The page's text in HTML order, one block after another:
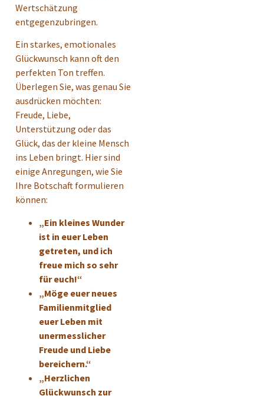
Wertschätzung
entgegenzubringen.
Ein starkes, emotionales
Glückwunsch kann oft den
perfekten Ton treffen.
Überlegen Sie, was genau Sie
ausdrücken möchten:
Freude, Liebe,
Unterstützung oder das
Glück, das der kleine Mensch
ins Leben bringt. Hier sind
einige Anregungen, wie Sie
Ihre Botschaft formulieren
können:
„Ein kleines Wunder
ist in euer Leben
getreten, und ich
freue mich so sehr
für euch!“
„Möge euer neues
Familienmitglied
euer Leben mit
unermesslicher
Freude und Liebe
bereichern.“
„Herzlichen
Glückwunsch zur